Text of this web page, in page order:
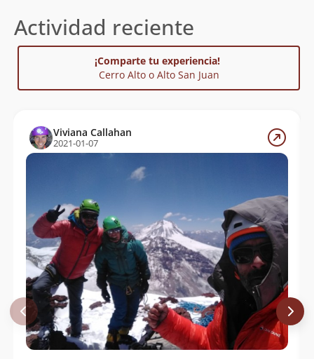
Actividad reciente
¡Comparte tu experiencia!
Cerro Alto o Alto San Juan
Viviana Callahan
2021-01-07